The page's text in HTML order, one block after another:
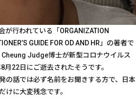
が行われている「ORGANIZATION
GUIDE FOR OD AND HR」 の著者で
Judge博士が新型コロナウイルス
22日にご逝去されたそうです。
の話では必ず名前をお聞きする方で、日本
けに大変残念です。